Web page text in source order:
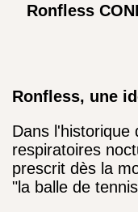
Ronfless
Ronfless, une
Dans l'historique
respiratoires
prescrit dès la
"la balle de